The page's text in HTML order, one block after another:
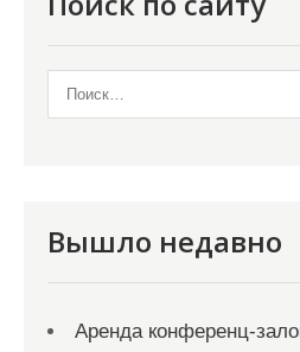
Вышло недавно
Аренда конференц-